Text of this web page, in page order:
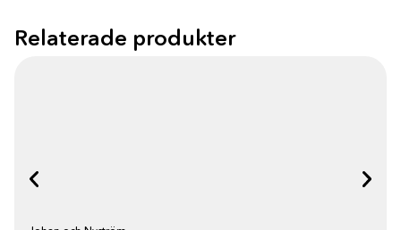
Relaterade produkter